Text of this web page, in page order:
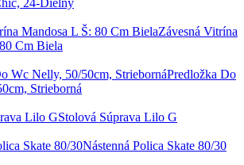
Závesná Vitrína
Cm Biela
Predložka Do
Strieborná
Stolová Súprava Lilo G
Nástenná Polica Skate 80/30